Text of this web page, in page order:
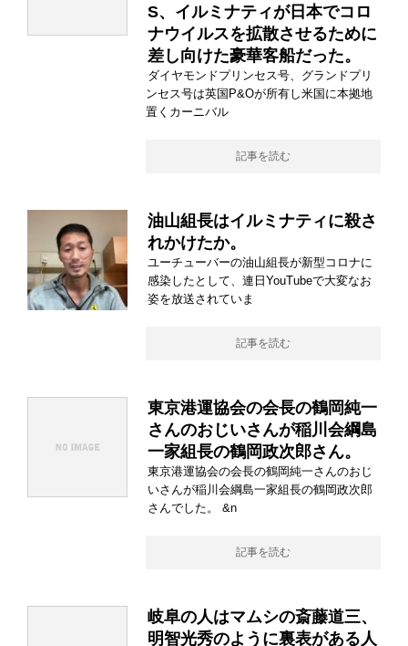
S、イルミナティが日本でコロ
ナウイルスを拡散させるために
差し向けた豪華客船だった。
ダイヤモンドプリンセス号、グランドプリ
ンセス号は英国P&Oが所有し米国に本拠地
置くカーニバル
記事を読む
油山組長はイルミナティに殺さ
れかけたか。
ユーチューバーの油山組長が新型コロナに
感染したとして、連日YouTubeで大変なお
姿を放送されていま
記事を読む
東京港運協会の会長の鶴岡純一
さんのおじいさんが稲川会綱島
一家組長の鶴岡政次郎さん。
東京港運協会の会長の鶴岡純一さんのおじ
いさんが稲川会綱島一家組長の鶴岡政次郎
さんでした。 &n
記事を読む
岐阜の人はマムシの斎藤道三、
明智光秀のように裏表がある人